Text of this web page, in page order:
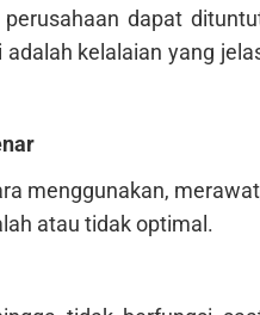
dapat
kelalaian yang
menggunakan,
atau tidak optimal.